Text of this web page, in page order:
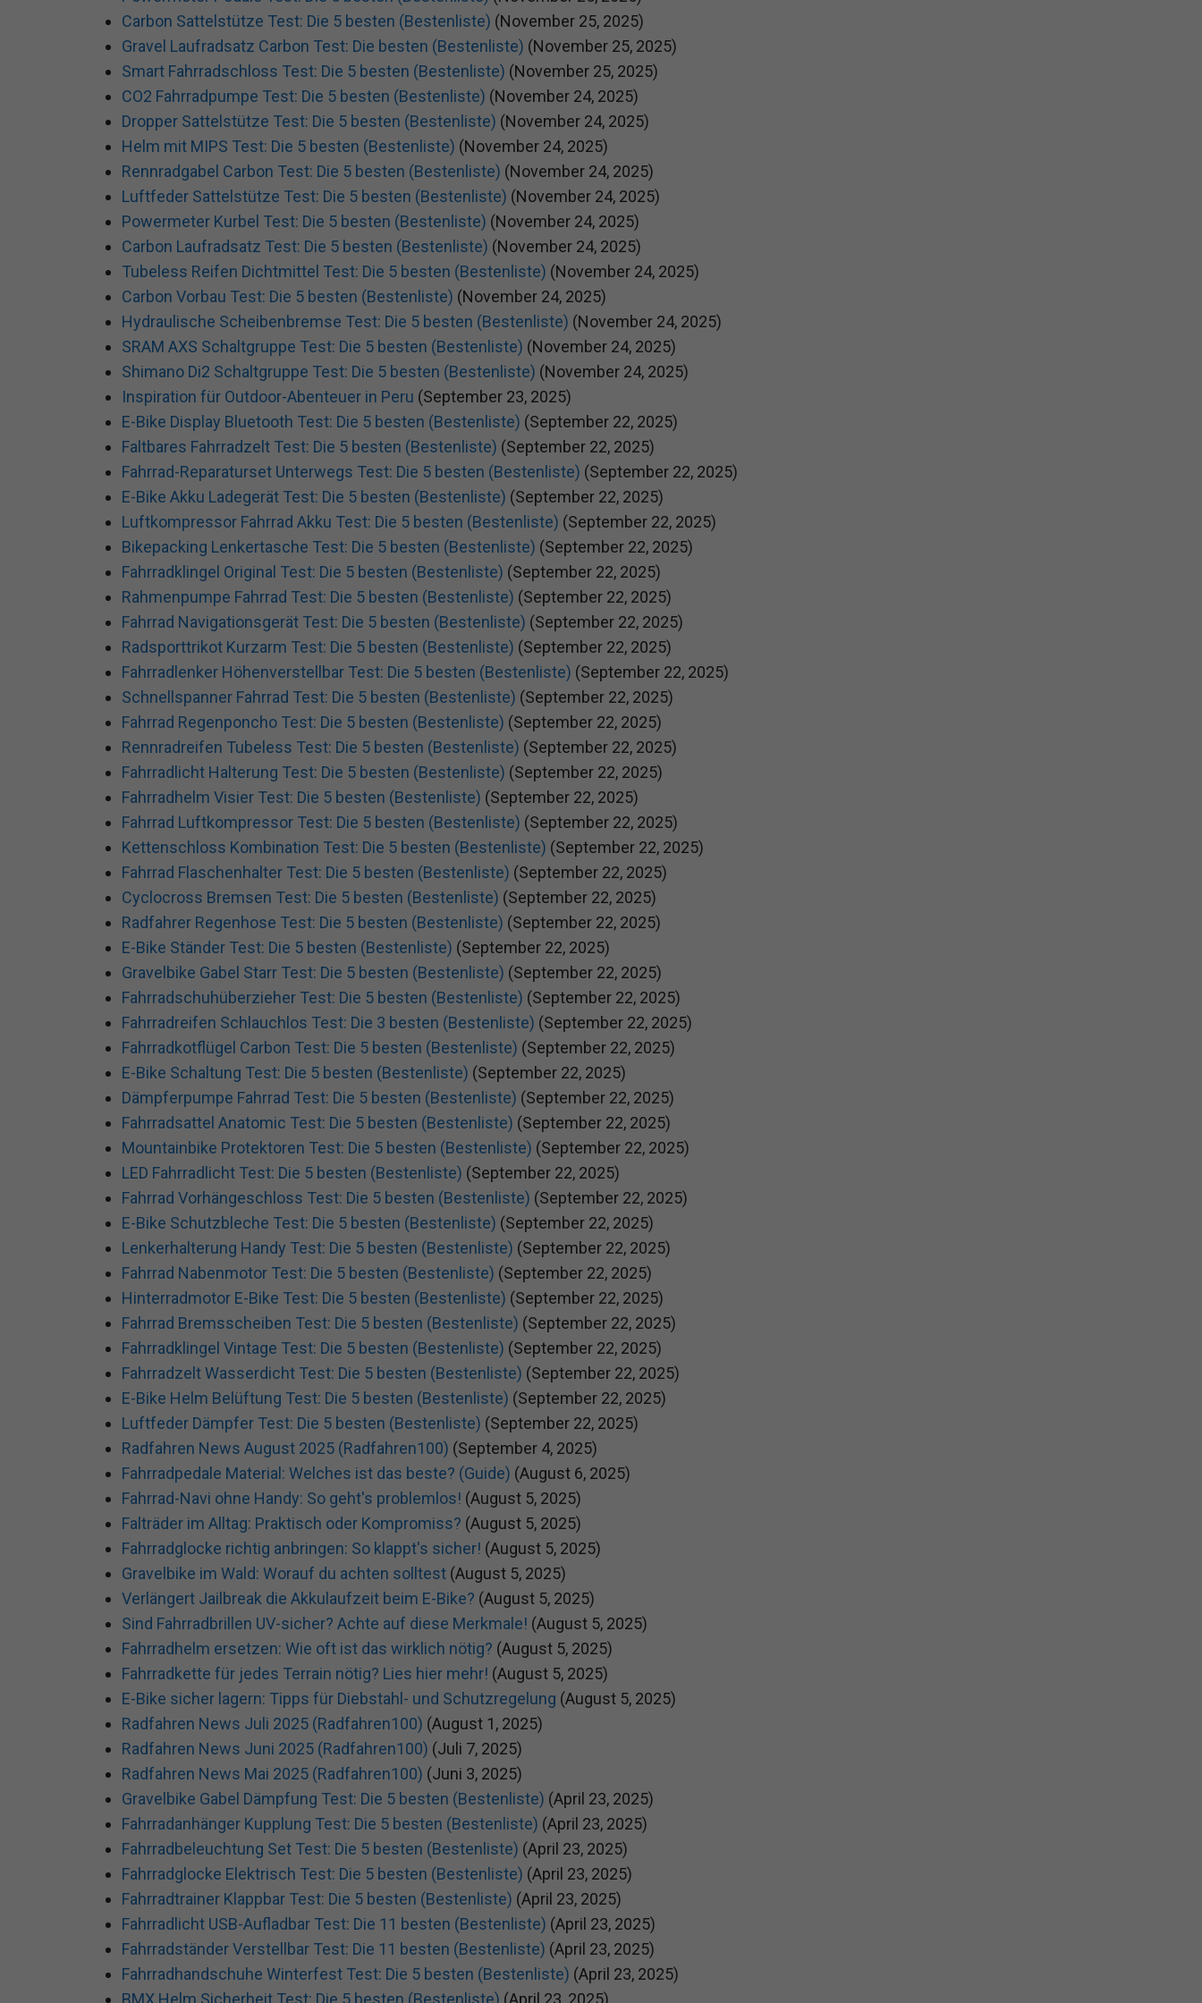
Carbon Sattelstütze Test: Die 5 besten (Bestenliste) (November 25, 2025)
Gravel Laufradsatz Carbon Test: Die besten (Bestenliste) (November 25, 2025)
Smart Fahrradschloss Test: Die 5 besten (Bestenliste) (November 25, 2025)
CO2 Fahrradpumpe Test: Die 5 besten (Bestenliste) (November 24, 2025)
Dropper Sattelstütze Test: Die 5 besten (Bestenliste) (November 24, 2025)
Helm mit MIPS Test: Die 5 besten (Bestenliste) (November 24, 2025)
Rennradgabel Carbon Test: Die 5 besten (Bestenliste) (November 24, 2025)
Luftfeder Sattelstütze Test: Die 5 besten (Bestenliste) (November 24, 2025)
Powermeter Kurbel Test: Die 5 besten (Bestenliste) (November 24, 2025)
Carbon Laufradsatz Test: Die 5 besten (Bestenliste) (November 24, 2025)
Tubeless Reifen Dichtmittel Test: Die 5 besten (Bestenliste) (November 24, 2025)
Carbon Vorbau Test: Die 5 besten (Bestenliste) (November 24, 2025)
Hydraulische Scheibenbremse Test: Die 5 besten (Bestenliste) (November 24, 2025)
SRAM AXS Schaltgruppe Test: Die 5 besten (Bestenliste) (November 24, 2025)
Shimano Di2 Schaltgruppe Test: Die 5 besten (Bestenliste) (November 24, 2025)
Inspiration für Outdoor-Abenteuer in Peru (September 23, 2025)
E-Bike Display Bluetooth Test: Die 5 besten (Bestenliste) (September 22, 2025)
Faltbares Fahrradzelt Test: Die 5 besten (Bestenliste) (September 22, 2025)
Fahrrad-Reparaturset Unterwegs Test: Die 5 besten (Bestenliste) (September 22, 2025)
E-Bike Akku Ladegerät Test: Die 5 besten (Bestenliste) (September 22, 2025)
Luftkompressor Fahrrad Akku Test: Die 5 besten (Bestenliste) (September 22, 2025)
Bikepacking Lenkertasche Test: Die 5 besten (Bestenliste) (September 22, 2025)
Fahrradklingel Original Test: Die 5 besten (Bestenliste) (September 22, 2025)
Rahmenpumpe Fahrrad Test: Die 5 besten (Bestenliste) (September 22, 2025)
Fahrrad Navigationsgerät Test: Die 5 besten (Bestenliste) (September 22, 2025)
Radsporttrikot Kurzarm Test: Die 5 besten (Bestenliste) (September 22, 2025)
Fahrradlenker Höhenverstellbar Test: Die 5 besten (Bestenliste) (September 22, 2025)
Schnellspanner Fahrrad Test: Die 5 besten (Bestenliste) (September 22, 2025)
Fahrrad Regenponcho Test: Die 5 besten (Bestenliste) (September 22, 2025)
Rennradreifen Tubeless Test: Die 5 besten (Bestenliste) (September 22, 2025)
Fahrradlicht Halterung Test: Die 5 besten (Bestenliste) (September 22, 2025)
Fahrradhelm Visier Test: Die 5 besten (Bestenliste) (September 22, 2025)
Fahrrad Luftkompressor Test: Die 5 besten (Bestenliste) (September 22, 2025)
Kettenschloss Kombination Test: Die 5 besten (Bestenliste) (September 22, 2025)
Fahrrad Flaschenhalter Test: Die 5 besten (Bestenliste) (September 22, 2025)
Cyclocross Bremsen Test: Die 5 besten (Bestenliste) (September 22, 2025)
Radfahrer Regenhose Test: Die 5 besten (Bestenliste) (September 22, 2025)
E-Bike Ständer Test: Die 5 besten (Bestenliste) (September 22, 2025)
Gravelbike Gabel Starr Test: Die 5 besten (Bestenliste) (September 22, 2025)
Fahrradschuhüberzieher Test: Die 5 besten (Bestenliste) (September 22, 2025)
Fahrradreifen Schlauchlos Test: Die 3 besten (Bestenliste) (September 22, 2025)
Fahrradkotflügel Carbon Test: Die 5 besten (Bestenliste) (September 22, 2025)
E-Bike Schaltung Test: Die 5 besten (Bestenliste) (September 22, 2025)
Dämpferpumpe Fahrrad Test: Die 5 besten (Bestenliste) (September 22, 2025)
Fahrradsattel Anatomic Test: Die 5 besten (Bestenliste) (September 22, 2025)
Mountainbike Protektoren Test: Die 5 besten (Bestenliste) (September 22, 2025)
LED Fahrradlicht Test: Die 5 besten (Bestenliste) (September 22, 2025)
Fahrrad Vorhängeschloss Test: Die 5 besten (Bestenliste) (September 22, 2025)
E-Bike Schutzbleche Test: Die 5 besten (Bestenliste) (September 22, 2025)
Lenkerhalterung Handy Test: Die 5 besten (Bestenliste) (September 22, 2025)
Fahrrad Nabenmotor Test: Die 5 besten (Bestenliste) (September 22, 2025)
Hinterradmotor E-Bike Test: Die 5 besten (Bestenliste) (September 22, 2025)
Fahrrad Bremsscheiben Test: Die 5 besten (Bestenliste) (September 22, 2025)
Fahrradklingel Vintage Test: Die 5 besten (Bestenliste) (September 22, 2025)
Fahrradzelt Wasserdicht Test: Die 5 besten (Bestenliste) (September 22, 2025)
E-Bike Helm Belüftung Test: Die 5 besten (Bestenliste) (September 22, 2025)
Luftfeder Dämpfer Test: Die 5 besten (Bestenliste) (September 22, 2025)
Radfahren News August 2025 (Radfahren100) (September 4, 2025)
Fahrradpedale Material: Welches ist das beste? (Guide) (August 6, 2025)
Fahrrad-Navi ohne Handy: So geht's problemlos! (August 5, 2025)
Falträder im Alltag: Praktisch oder Kompromiss? (August 5, 2025)
Fahrradglocke richtig anbringen: So klappt's sicher! (August 5, 2025)
Gravelbike im Wald: Worauf du achten solltest (August 5, 2025)
Verlängert Jailbreak die Akkulaufzeit beim E-Bike? (August 5, 2025)
Sind Fahrradbrillen UV-sicher? Achte auf diese Merkmale! (August 5, 2025)
Fahrradhelm ersetzen: Wie oft ist das wirklich nötig? (August 5, 2025)
Fahrradkette für jedes Terrain nötig? Lies hier mehr! (August 5, 2025)
E-Bike sicher lagern: Tipps für Diebstahl- und Schutzregelung (August 5, 2025)
Radfahren News Juli 2025 (Radfahren100) (August 1, 2025)
Radfahren News Juni 2025 (Radfahren100) (Juli 7, 2025)
Radfahren News Mai 2025 (Radfahren100) (Juni 3, 2025)
Gravelbike Gabel Dämpfung Test: Die 5 besten (Bestenliste) (April 23, 2025)
Fahrradanhänger Kupplung Test: Die 5 besten (Bestenliste) (April 23, 2025)
Fahrradbeleuchtung Set Test: Die 5 besten (Bestenliste) (April 23, 2025)
Fahrradglocke Elektrisch Test: Die 5 besten (Bestenliste) (April 23, 2025)
Fahrradtrainer Klappbar Test: Die 5 besten (Bestenliste) (April 23, 2025)
Fahrradlicht USB-Aufladbar Test: Die 11 besten (Bestenliste) (April 23, 2025)
Fahrradständer Verstellbar Test: Die 11 besten (Bestenliste) (April 23, 2025)
Fahrradhandschuhe Winterfest Test: Die 5 besten (Bestenliste) (April 23, 2025)
BMX Helm Sicherheit Test: Die 5 besten (Bestenliste) (April 23, 2025)